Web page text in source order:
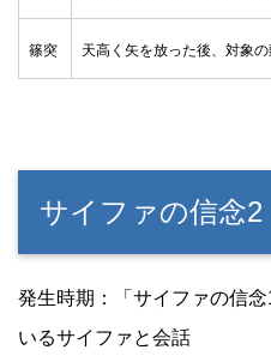
篠突 天高く矢を放った後、対象
サイファの信念2
発生時期：「サイファの信
いるサイファと会話